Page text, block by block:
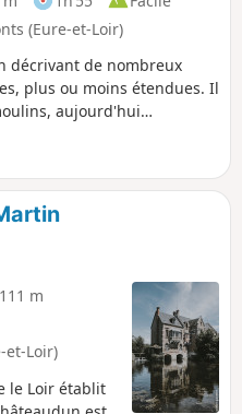
(Eure-et-Loir)
décrivant de nombreux
plus ou moins étendues. Il
aujourd'hui
m
et-Loir)
le Loir établit